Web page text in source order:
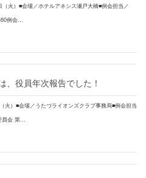
（火）■会場／ホテルアネシス瀬戸大橋■例会担当／
例会…
、役員年次報告でした！
火）■会場／うたづライオンズクラブ事務局■例会担当
員会 第…